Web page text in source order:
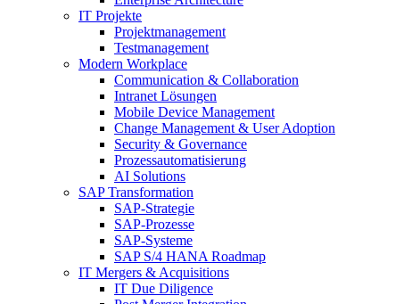
IT Projekte
Projektmanagement
Testmanagement
Modern Workplace
Communication & Collaboration
Intranet Lösungen
Mobile Device Management
Change Management & User Adoption
Security & Governance
Prozessautomatisierung
AI Solutions
SAP Transformation
SAP-Strategie
SAP-Prozesse
SAP-Systeme
SAP S/4 HANA Roadmap
IT Mergers & Acquisitions
IT Due Diligence